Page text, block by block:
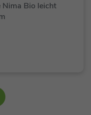
Nima Bio leicht